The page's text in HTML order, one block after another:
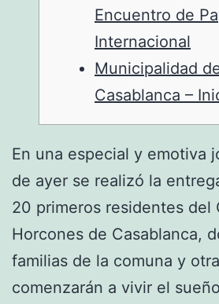
Encuentro de
Internacional
Municipalidad
Casablanca –
En una especial y emotiva
de ayer se realizó la
20 primeros residentes del
Horcones de Casablanca,
familias de la comuna y
comenzarán a vivir el